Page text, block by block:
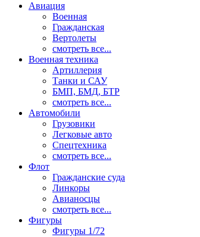
Авиация
Военная
Гражданская
Вертолеты
смотреть все...
Военная техника
Артиллерия
Танки и САУ
БМП, БМД, БТР
смотреть все...
Автомобили
Грузовики
Легковые авто
Спецтехника
смотреть все...
Флот
Гражданские суда
Линкоры
Авианосцы
смотреть все...
Фигуры
Фигуры 1/72